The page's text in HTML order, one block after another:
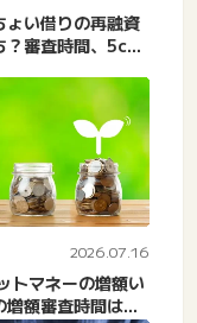
ょい借りの再融資
？審査時間、5ch
2026.07.16
トマネーの増額い
増額審査時間は長